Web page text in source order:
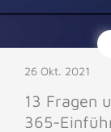
26 Okt. 2021
13 Fragen
365-